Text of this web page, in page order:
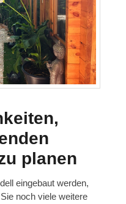
planen
eingebaut werden,
noch viele weitere